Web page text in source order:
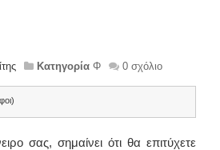
Κατηγορία Φ 0 σχόλιο
σας, σημαίνει ότι θα επιτύχετε